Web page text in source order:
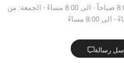
من السبت - الخميس : من 8:00 صباحاً - الى 8:00 مساءً - الجمعة: من
رسالة